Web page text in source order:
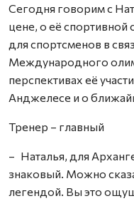
Сегодня говорим с
цене, о её
для спортсменов в
Международного
перспективах её
Анджелесе и о
Тренер – главный
– Наталья, для
знаковый. Можно
легендой. Вы это